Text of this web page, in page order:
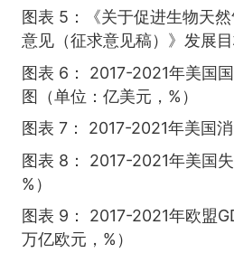
图表 5：《关于促进生物天
意见（征求意见稿）》发展
图表 6： 2017-2021年美国
图（单位：亿美元，%）
图表 7： 2017-2021年美国
图表 8： 2017-2021年美国
%）
图表 9： 2017-2021年欧盟
万亿欧元，%）